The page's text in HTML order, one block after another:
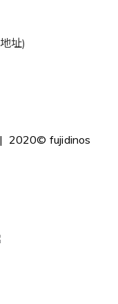
址)
| 2020© fujidinos